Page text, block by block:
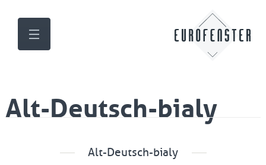
Alt-Deutsch-bialy
Alt-Deutsch-bialy